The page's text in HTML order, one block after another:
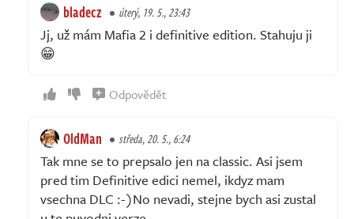
bladecz úterý, 19. 5., 23:43
Jj, už mám Mafia 2 i definitive edition. Stahuju ji
😁
Odpovědět
OldMan středa, 20. 5., 6:24
Tak mne se to prepsalo jen na classic. Asi jsem
pred tim Definitive edici nemel, ikdyz mam
vsechna DLC :-)No nevadi, stejne bych asi zustal